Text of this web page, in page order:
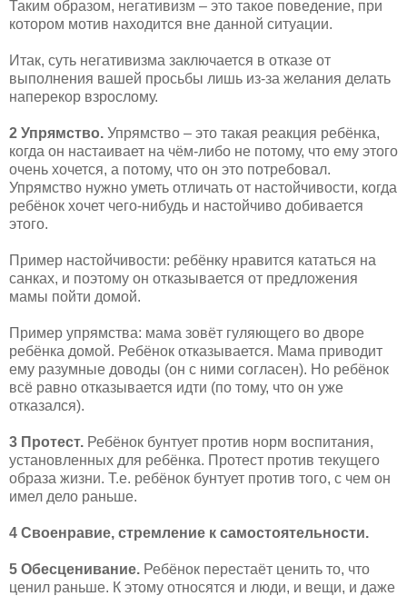
Таким образом, негативизм – это такое поведение, при
котором мотив находится вне данной ситуации.
Итак, суть негативизма заключается в отказе от
выполнения вашей просьбы лишь из-за желания делать
наперекор взрослому.
2 Упрямство. Упрямство – это такая реакция ребёнка,
когда он настаивает на чём-либо не потому, что ему этого
очень хочется, а потому, что он это потребовал.
Упрямство нужно уметь отличать от настойчивости, когда
ребёнок хочет чего-нибудь и настойчиво добивается
этого.
Пример настойчивости: ребёнку нравится кататься на
санках, и поэтому он отказывается от предложения
мамы пойти домой.
Пример упрямства: мама зовёт гуляющего во дворе
ребёнка домой. Ребёнок отказывается. Мама приводит
ему разумные доводы (он с ними согласен). Но ребёнок
всё равно отказывается идти (по тому, что он уже
отказался).
3 Протест. Ребёнок бунтует против норм воспитания,
установленных для ребёнка. Протест против текущего
образа жизни. Т.е. ребёнок бунтует против того, с чем он
имел дело раньше.
4 Своенравие, стремление к самостоятельности.
5 Обесценивание. Ребёнок перестаёт ценить то, что
ценил раньше. К этому относятся и люди, и вещи, и даже